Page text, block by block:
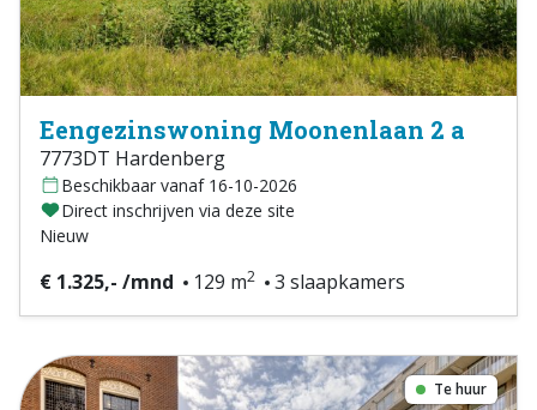
Eengezinswoning Moonenlaan 2 a
7773DT Hardenberg
Beschikbaar vanaf 16-10-2026
Direct inschrijven via deze site
Nieuw
€ 1.325,- /mnd 129 m2 3 slaapkamers
Te huur